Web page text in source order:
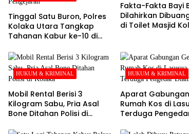
Tinggal Satu Buron, Polres
Kolaka Utara Tangkap
Tahanan Kabur ke-10 di
Fakta-Fakta Bayi
Dilahirkan
di Toilet Masjid
HUKUM & KRIMINAL
Mobil Rental Berisi 3
Kilogram Sabu, Pria Asal
Bone Ditahan Polisi di
HUKUM & KRIMINAL
Aparat
Rumah Kos di
Terduga